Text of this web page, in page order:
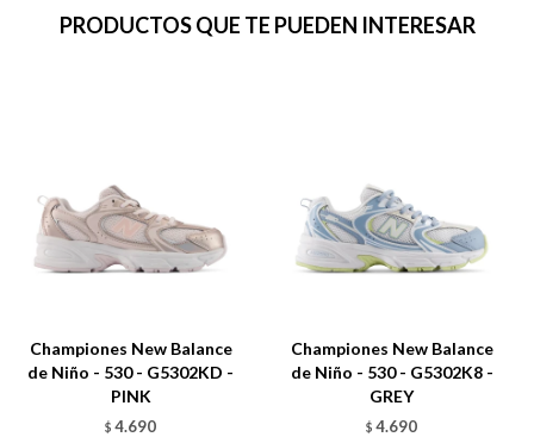
PRODUCTOS QUE TE PUEDEN INTERESAR
Championes New Balance
de Niño - 530 - G5302KD -
PINK
$ 4.690
Championes New Balance
de Niño - 530 - G5302K8 -
GREY
$ 4.690